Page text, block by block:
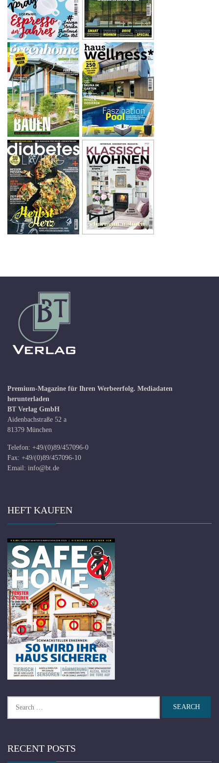
Premium-Magazine für Ihren Werbeerfolg. Mediadaten
herunterladen
BT Verlag GmbH
Aidenbachstraße 52 a
81379 München
Telefon: +49/(0)89/457096-0
Fax: +49/(0)89/457096-10
Email: info@bt.de
HEFT KAUFEN
for:
RECENT POSTS